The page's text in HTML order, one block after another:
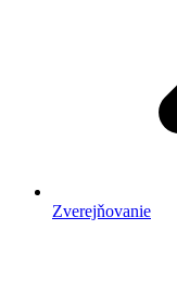
Zverejňovanie